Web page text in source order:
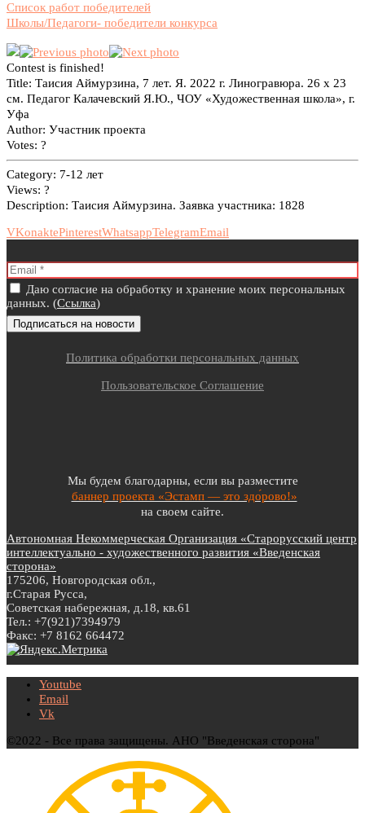
Список работ победителей
Школы/Педагоги- победители конкурса
Contest is finished!
Title: Таисия Аймурзина, 7 лет. Я. 2022 г. Линогравюра. 26 x 23
см. Педагог Калачевский Я.Ю., ЧОУ «Художественная школа», г.
Уфа
Author: Участник проекта
Votes: ?
Category: 7-12 лет
Views: ?
Description: Таисия Аймурзина. Заявка участника: 1828
VKonaktePinterestWhatsappTelegramEmail
Даю согласие на обработку и хранение моих персональных
данных. (Ссылка)
Политика обработки персональных данных
Пользовательское Соглашение
Мы будем благодарны, если вы разместите
баннер проекта «Эстамп — это здо́рово!»
на своем сайте.
Автономная Некоммерческая Организация «Старорусский центр
интеллектуально - художественного развития «Введенская
сторона»
175206, Новгородская обл.,
г.Старая Русса,
Советская набережная, д.18, кв.61
Тел.: +7(921)7394979
Факс: +7 8162 664472
Youtube
Email
Vk
©2022 - Все права защищены. АНО "Введенская сторона"